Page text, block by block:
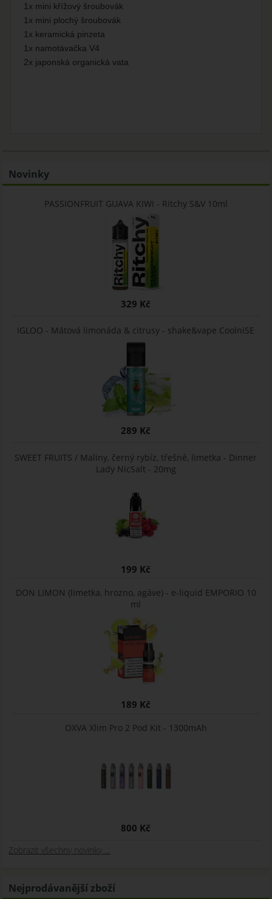
1x mini křížový šroubovák
1x mini plochý šroubovák
1x keramická pinzeta
1x namotávačka V4
2x japonská organická vata
Novinky
PASSIONFRUIT GUAVA KIWI - Ritchy S&V 10ml
329 Kč
IGLOO - Mátová limonáda & citrusy - shake&vape CoolniSE
289 Kč
SWEET FRUITS / Maliny, černý rybíz, třešně, limetka - Dinner
Lady NicSalt - 20mg
199 Kč
DON LIMON (limetka, hrozno, agáve) - e-liquid EMPORIO 10
ml
189 Kč
OXVA Xlim Pro 2 Pod Kit - 1300mAh
800 Kč
Zobrazit všechny novinky ...
Nejprodávanější zboží